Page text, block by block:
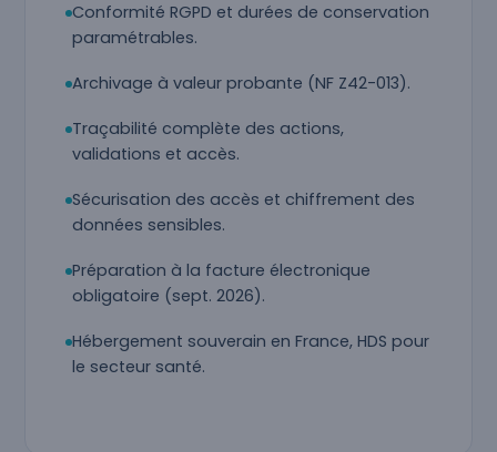
Conformité RGPD et durées de conservation
paramétrables.
Archivage à valeur probante (NF Z42-013).
Traçabilité complète des actions,
validations et accès.
Sécurisation des accès et chiffrement des
données sensibles.
Préparation à la facture électronique
obligatoire (sept. 2026).
Hébergement souverain en France, HDS pour
le secteur santé.